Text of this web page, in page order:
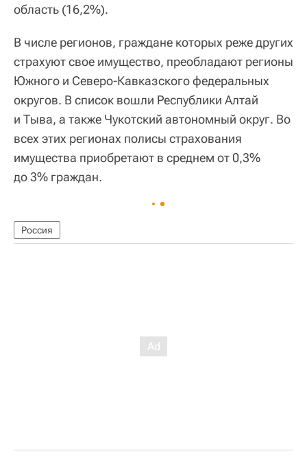
область (16,2%).
В числе регионов, граждане которых реже других
страхуют свое имущество, преобладают регионы
Южного и Северо-Кавказского федеральных
округов. В список вошли Республики Алтай
и Тыва, а также Чукотский автономный округ. Во
всех этих регионах полисы страхования
имущества приобретают в среднем от 0,3%
до 3% граждан.
Россия